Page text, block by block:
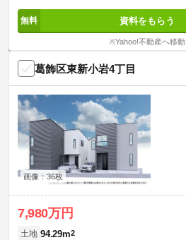
資料をもらう
※Yahoo!不動産へ移動
葛飾区東新小岩4丁目
画像：36枚
7,980万円
土地 94.29m2